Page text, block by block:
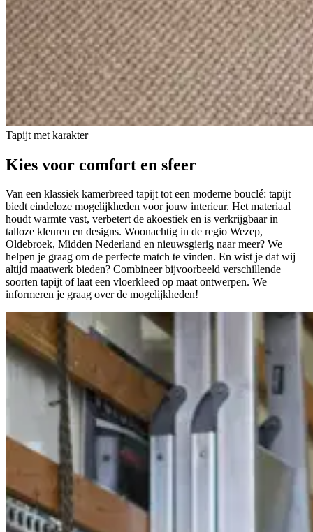
Tapijt met karakter
Kies voor comfort en sfeer
Van een klassiek kamerbreed tapijt tot een moderne bouclé: tapijt
biedt eindeloze mogelijkheden voor jouw interieur. Het materiaal
houdt warmte vast, verbetert de akoestiek en is verkrijgbaar in
talloze kleuren en designs. Woonachtig in de regio Wezep,
Oldebroek, Midden Nederland en nieuwsgierig naar meer? We
helpen je graag om de perfecte match te vinden. En wist je dat wij
altijd maatwerk bieden? Combineer bijvoorbeeld verschillende
soorten tapijt of laat een vloerkleed op maat ontwerpen. We
informeren je graag over de mogelijkheden!